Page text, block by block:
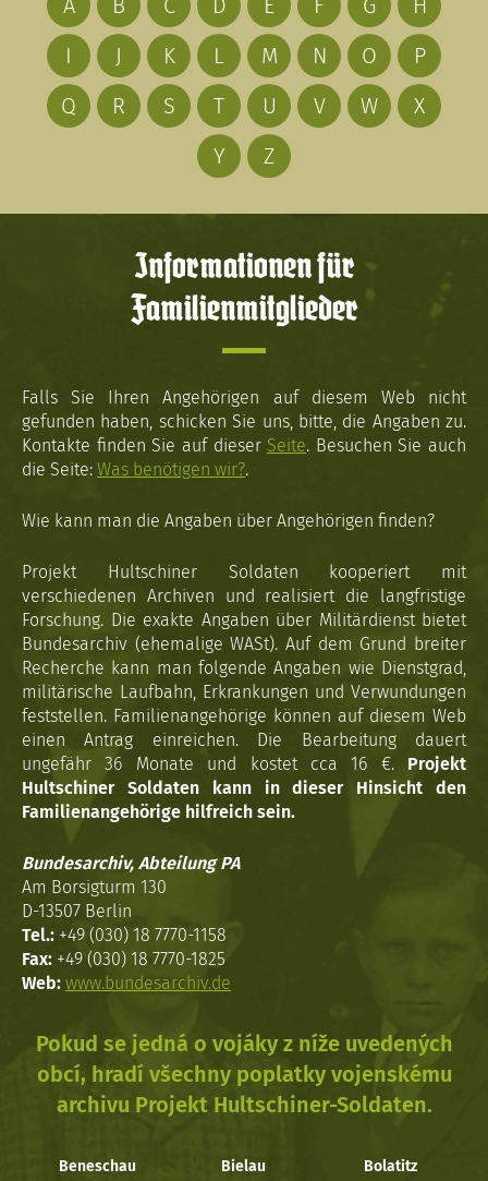
A B C D E F G
H
I
J K L M N O
P
Q
R S T U V W
X
Y
Z
Informationen für
Familienmitglieder
Falls Sie Ihren Angehörigen auf diesem Web nicht
gefunden haben, schicken Sie uns, bitte, die Angaben zu.
Kontakte finden Sie auf dieser Seite. Besuchen Sie auch
die Seite: Was benötigen wir?.
Wie kann man die Angaben über Angehörigen finden?
Projekt Hultschiner Soldaten kooperiert mit
verschiedenen Archiven und realisiert die langfristige
Forschung. Die exakte Angaben über Militärdienst bietet
Bundesarchiv (ehemalige WASt). Auf dem Grund breiter
Recherche kann man folgende Angaben wie Dienstgrad,
militärische Laufbahn, Erkrankungen und Verwundungen
feststellen. Familienangehörige können auf diesem Web
einen Antrag einreichen. Die Bearbeitung dauert
ungefähr 36 Monate und kostet cca 16 €. Projekt
Hultschiner Soldaten kann in dieser Hinsicht den
Familienangehörige hilfreich sein.
Bundesarchiv, Abteilung PA
Am Borsigturm 130
D-13507 Berlin
Tel.: +49 (030) 18 7770-1158
Fax: +49 (030) 18 7770-1825
Web: www.bundesarchiv.de
Pokud se jedná o vojáky z níže uvedených
obcí, hradí všechny poplatky vojenskému
archivu Projekt Hultschiner-Soldaten.
Beneschau Bielau Bolatitz